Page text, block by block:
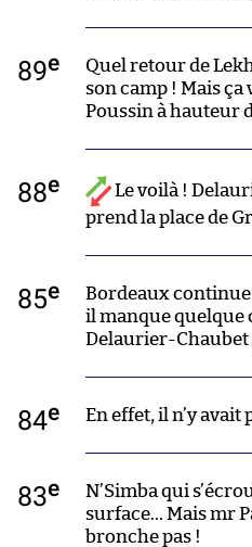
89e
Quel retour de
son camp ! Mais ça
Poussin à hauteur
88e
Le voilà !
prend la place de
85e
Bordeaux continue
il manque quelque
Delaurier-Chaubet
84e En effet, il n’y avait
83e
N’Simba qui
surface… Mais mr
bronche pas !